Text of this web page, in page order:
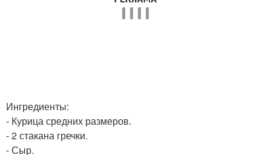
Ингредиенты:
- Курица средних размеров.
- 2 стакана гречки.
- Сыр.